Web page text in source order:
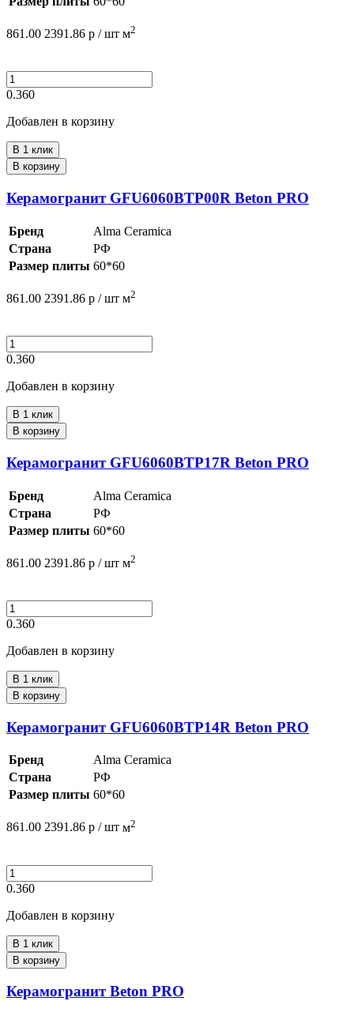
861.00 2391.86 р / шт м2
0.360
Добавлен в корзину
В 1 клик
В корзину
Керамогранит GFU6060BTP00R Beton PRO
Бренд
Alma Ceramica
Страна
РФ
Размер плиты 60*60
861.00 2391.86 р / шт м2
0.360
Добавлен в корзину
В 1 клик
В корзину
Керамогранит GFU6060BTP17R Beton PRO
Бренд
Alma Ceramica
Страна
РФ
Размер плиты 60*60
861.00 2391.86 р / шт м2
0.360
Добавлен в корзину
В 1 клик
В корзину
Керамогранит GFU6060BTP14R Beton PRO
Бренд
Alma Ceramica
Страна
РФ
Размер плиты 60*60
861.00 2391.86 р / шт м2
0.360
Добавлен в корзину
В 1 клик
В корзину
Керамогранит Beton PRO